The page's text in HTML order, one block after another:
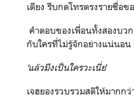
เตียง รีบกดโทรตรงรายชื่อ
คำตอบของเพื่อนทั้งสองบว
กับใครที่ไม่รู้จักอย่างแน่นอน
‘แล้วมึงเป็นใครวะเนี่ย’
เจฮยองรวบรวมสติให้มากก